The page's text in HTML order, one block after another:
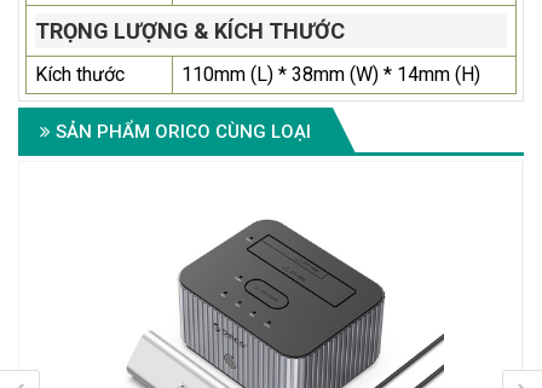
TRỌNG LƯỢNG & KÍCH THƯỚC
Kích thước 110mm (L) * 38mm (W) * 14mm (H)
SẢN PHẨM ORICO CÙNG LOẠI